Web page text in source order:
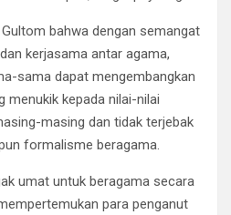
bahwa dengan semangat
kerjasama antar agama,
sama dapat mengembangkan
menukik kepada nilai-nilai
masing dan tidak terjebak
formalisme beragama.
umat untuk beragama secara
para penganut